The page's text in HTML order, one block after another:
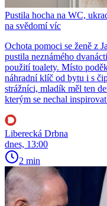
Pustila hocha na WC,
na svědomí víc
Ochota pomoci se ženě z
pustila neznámého
použití toalety. Místo
náhradní klíč od bytu i s
strážníci, mladík měl ten
kterým se nechal
Liberecká Drbna
dnes, 13:00
2 min